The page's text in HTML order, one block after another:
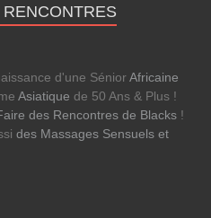
RENCONTRES
d'une SéniorAfricaine
Asiatique de 50 Ans & Plus !
des Rencontres de Blacks !
des Massages Sensuels et